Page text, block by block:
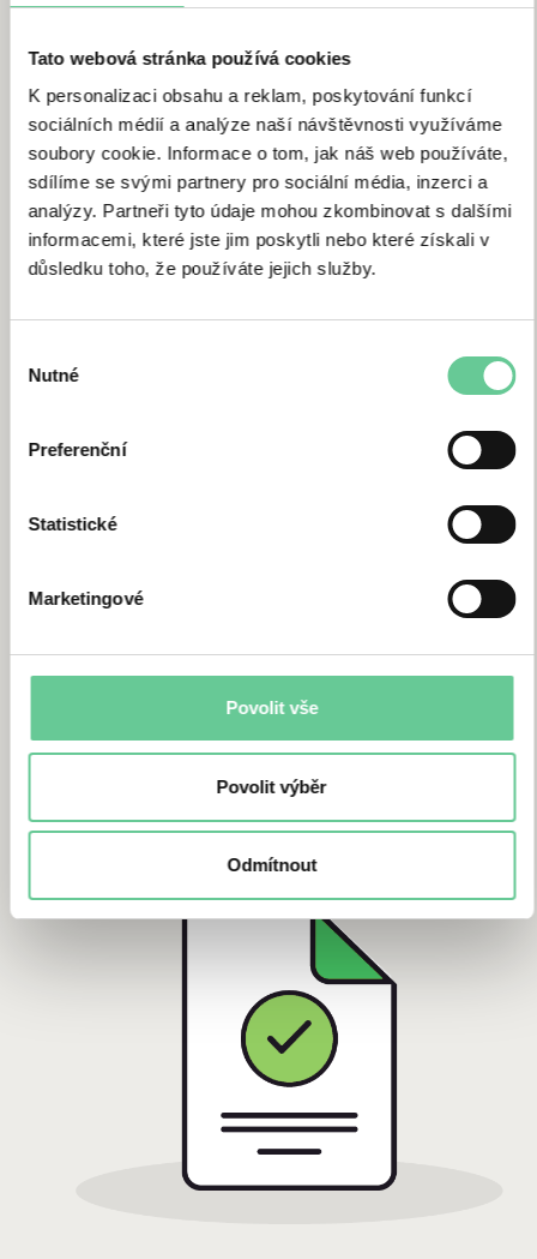
Tato webová stránka používá cookies
K personalizaci obsahu a reklam, poskytování funkcí
sociálních médií a analýze naší návštěvnosti využíváme
soubory cookie. Informace o tom, jak náš web používáte,
sdílíme se svými partnery pro sociální média, inzerci a
analýzy. Partneři tyto údaje mohou zkombinovat s dalšími
informacemi, které jste jim poskytli nebo které získali v
důsledku toho, že používáte jejich služby.
souhlasu
Nutné
Preferenční
Statistické
Marketingové
Povolit vše
Povolit výběr
Odmítnout